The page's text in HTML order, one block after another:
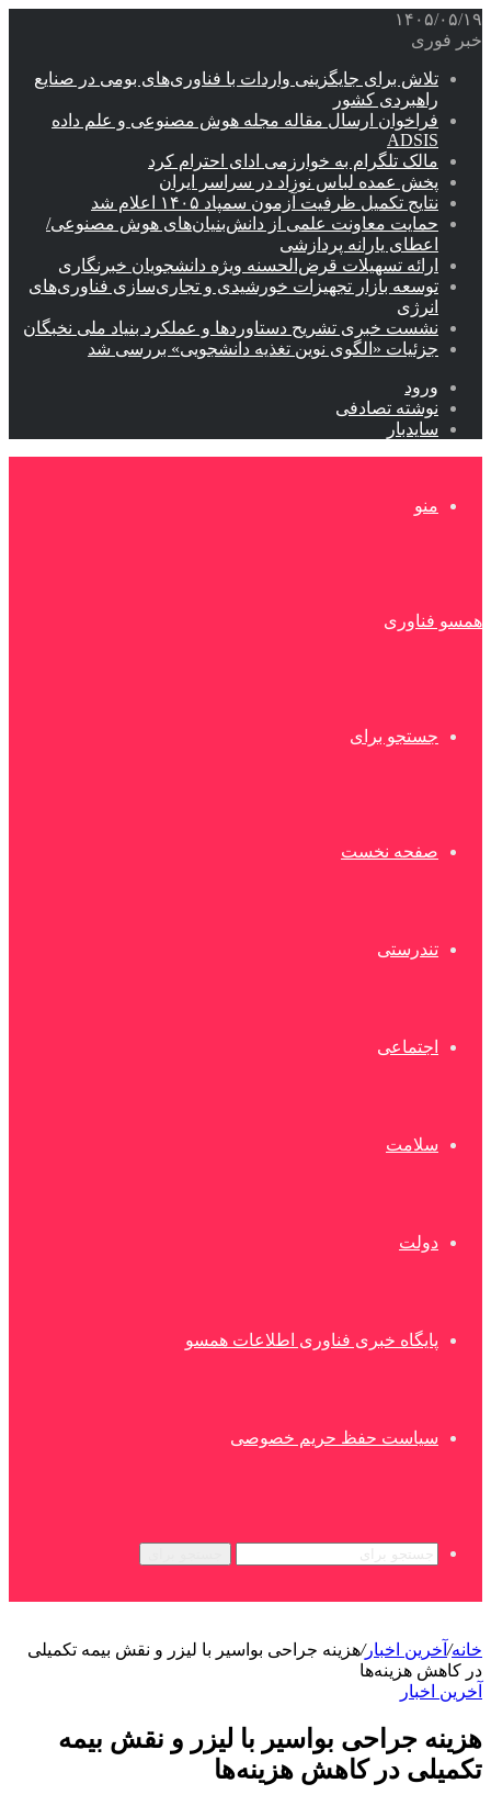
۱۴۰۵/۰۵/۱۹
خبر فوری
تلاش برای جایگزینی واردات با فناوری‌های بومی در صنایع
راهبردی کشور
فراخوان ارسال مقاله مجله هوش مصنوعی و علم داده
ADSIS
مالک تلگرام به خوارزمی ادای احترام کرد
پخش عمده لباس نوزاد در سراسر ایران
نتایج تکمیل ظرفیت آزمون سمپاد ۱۴۰۵ اعلام شد
حمایت معاونت علمی از دانش‌بنیان‌های هوش مصنوعی/
اعطای یارانه پردازشی
ارائه تسهیلات قرض‌الحسنه ویژه دانشجویان خبرنگاری
توسعه بازار تجهیزات خورشیدی و تجاری‌سازی فناوری‌های
انرژی
نشست خبری تشریح دستاوردها و عملکرد بنیاد ملی نخبگان
جزئیات «الگوی نوین تغذیه دانشجویی» بررسی شد
ورود
نوشته تصادفی
سایدبار
منو
همسو فناوری
جستجو برای
صفحه نخست
تندرستی
اجتماعی
سلامت
دولت
پایگاه خبری فناوری اطلاعات همسو
سیاست حفظ حریم خصوصی
خانه/ آخرین اخبار/هزینه جراحی بواسیر با لیزر و نقش بیمه تکمیلی
در کاهش هزینه‌ها
آخرین اخبار
هزینه جراحی بواسیر با لیزر و نقش بیمه
تکمیلی در کاهش هزینه‌ها